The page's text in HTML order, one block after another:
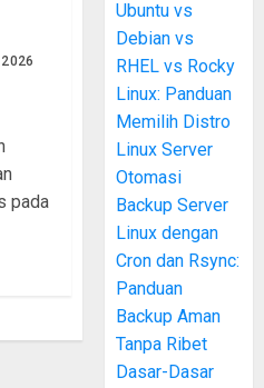
pada
Ubuntu vs
Debian vs
RHEL vs Rocky
Linux: Panduan
Memilih Distro
Linux Server
Otomasi
Backup Server
Linux dengan
Cron dan Rsync:
Panduan
Backup Aman
Tanpa Ribet
Dasar-Dasar